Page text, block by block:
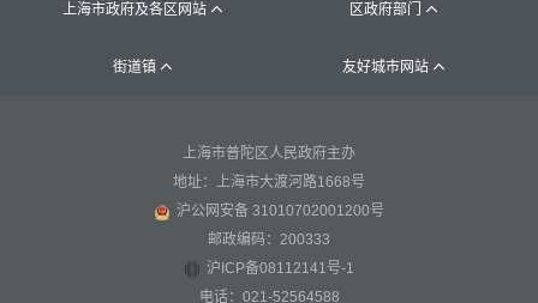
上海市政府及各区网站  区政府部门 
街道镇  友好城市网站 
上海市普陀区人民政府主办
地址：上海市大渡河路1668号
沪公网安备 31010702001200号
邮政编码：200333
沪ICP备08112141号-1
电话：021-52564588